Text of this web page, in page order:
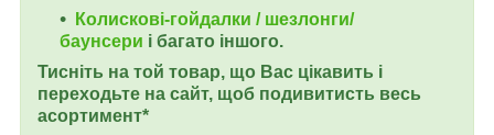
Колискові-гойдалки / шезлонги/
баунсери і багато іншого.
Тисніть на той товар, що Вас цікавить і
переходьте на сайт, щоб подивитисть весь
асортимент*